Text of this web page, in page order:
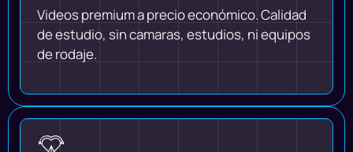
Videos premium a precio económico. Calidad
de estudio, sin camaras, estudios, ni equipos
de rodaje.